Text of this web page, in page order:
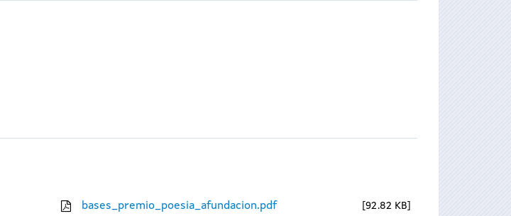
bases_premio_poesia_afundacion.pdf 92.82 KB